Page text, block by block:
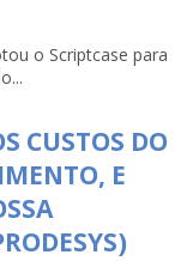
o Scriptcase para
CUSTOS DO
E